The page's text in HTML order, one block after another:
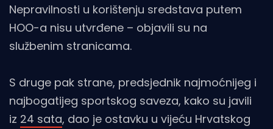
Nepravilnosti u korištenju sredstava putem
HOO-a nisu utvrđene – objavili su na
službenim stranicama.
S druge pak strane, predsjednik najmoćnijeg i
najbogatijeg sportskog saveza, kako su javili
iz 24 sata, dao je ostavku u vijeću Hrvatskog